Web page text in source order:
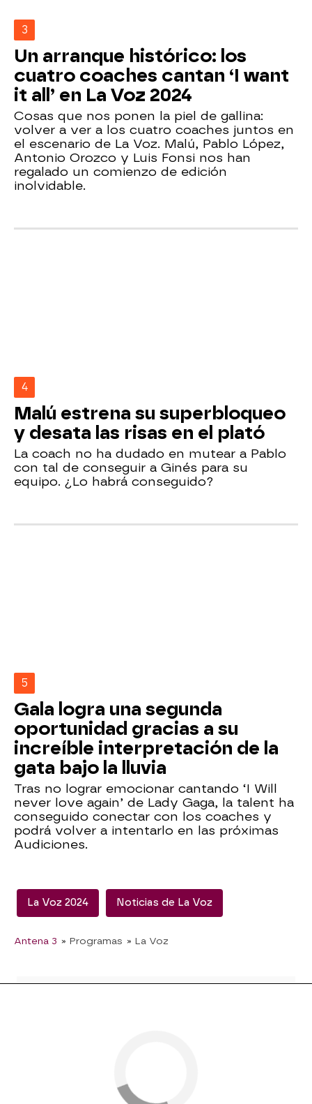
3
Un arranque histórico: los
cuatro coaches cantan ‘I want
it all’ en La Voz 2024
Cosas que nos ponen la piel de gallina:
volver a ver a los cuatro coaches juntos en
el escenario de La Voz. Malú, Pablo López,
Antonio Orozco y Luis Fonsi nos han
regalado un comienzo de edición
inolvidable.
4
Malú estrena su superbloqueo
y desata las risas en el plató
La coach no ha dudado en mutear a Pablo
con tal de conseguir a Ginés para su
equipo. ¿Lo habrá conseguido?
5
Gala logra una segunda
oportunidad gracias a su
increíble interpretación de la
gata bajo la lluvia
Tras no lograr emocionar cantando ‘I Will
never love again’ de Lady Gaga, la talent ha
conseguido conectar con los coaches y
podrá volver a intentarlo en las próximas
Audiciones.
La Voz 2024 Noticias de La Voz
Antena 3 » Programas » La Voz